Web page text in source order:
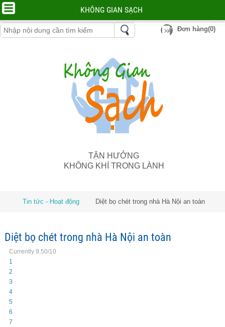
KHÔNG GIAN SẠCH
Đơn hàng(0)
TẬN HƯỞNG
KHÔNG KHÍ TRONG LÀNH
Tin tức - Hoạt động Diệt bọ chét trong nhà Hà Nội an toàn
Diệt bọ chét trong nhà Hà Nội an toàn
Currently 9.50/10
1
2
3
4
5
6
7